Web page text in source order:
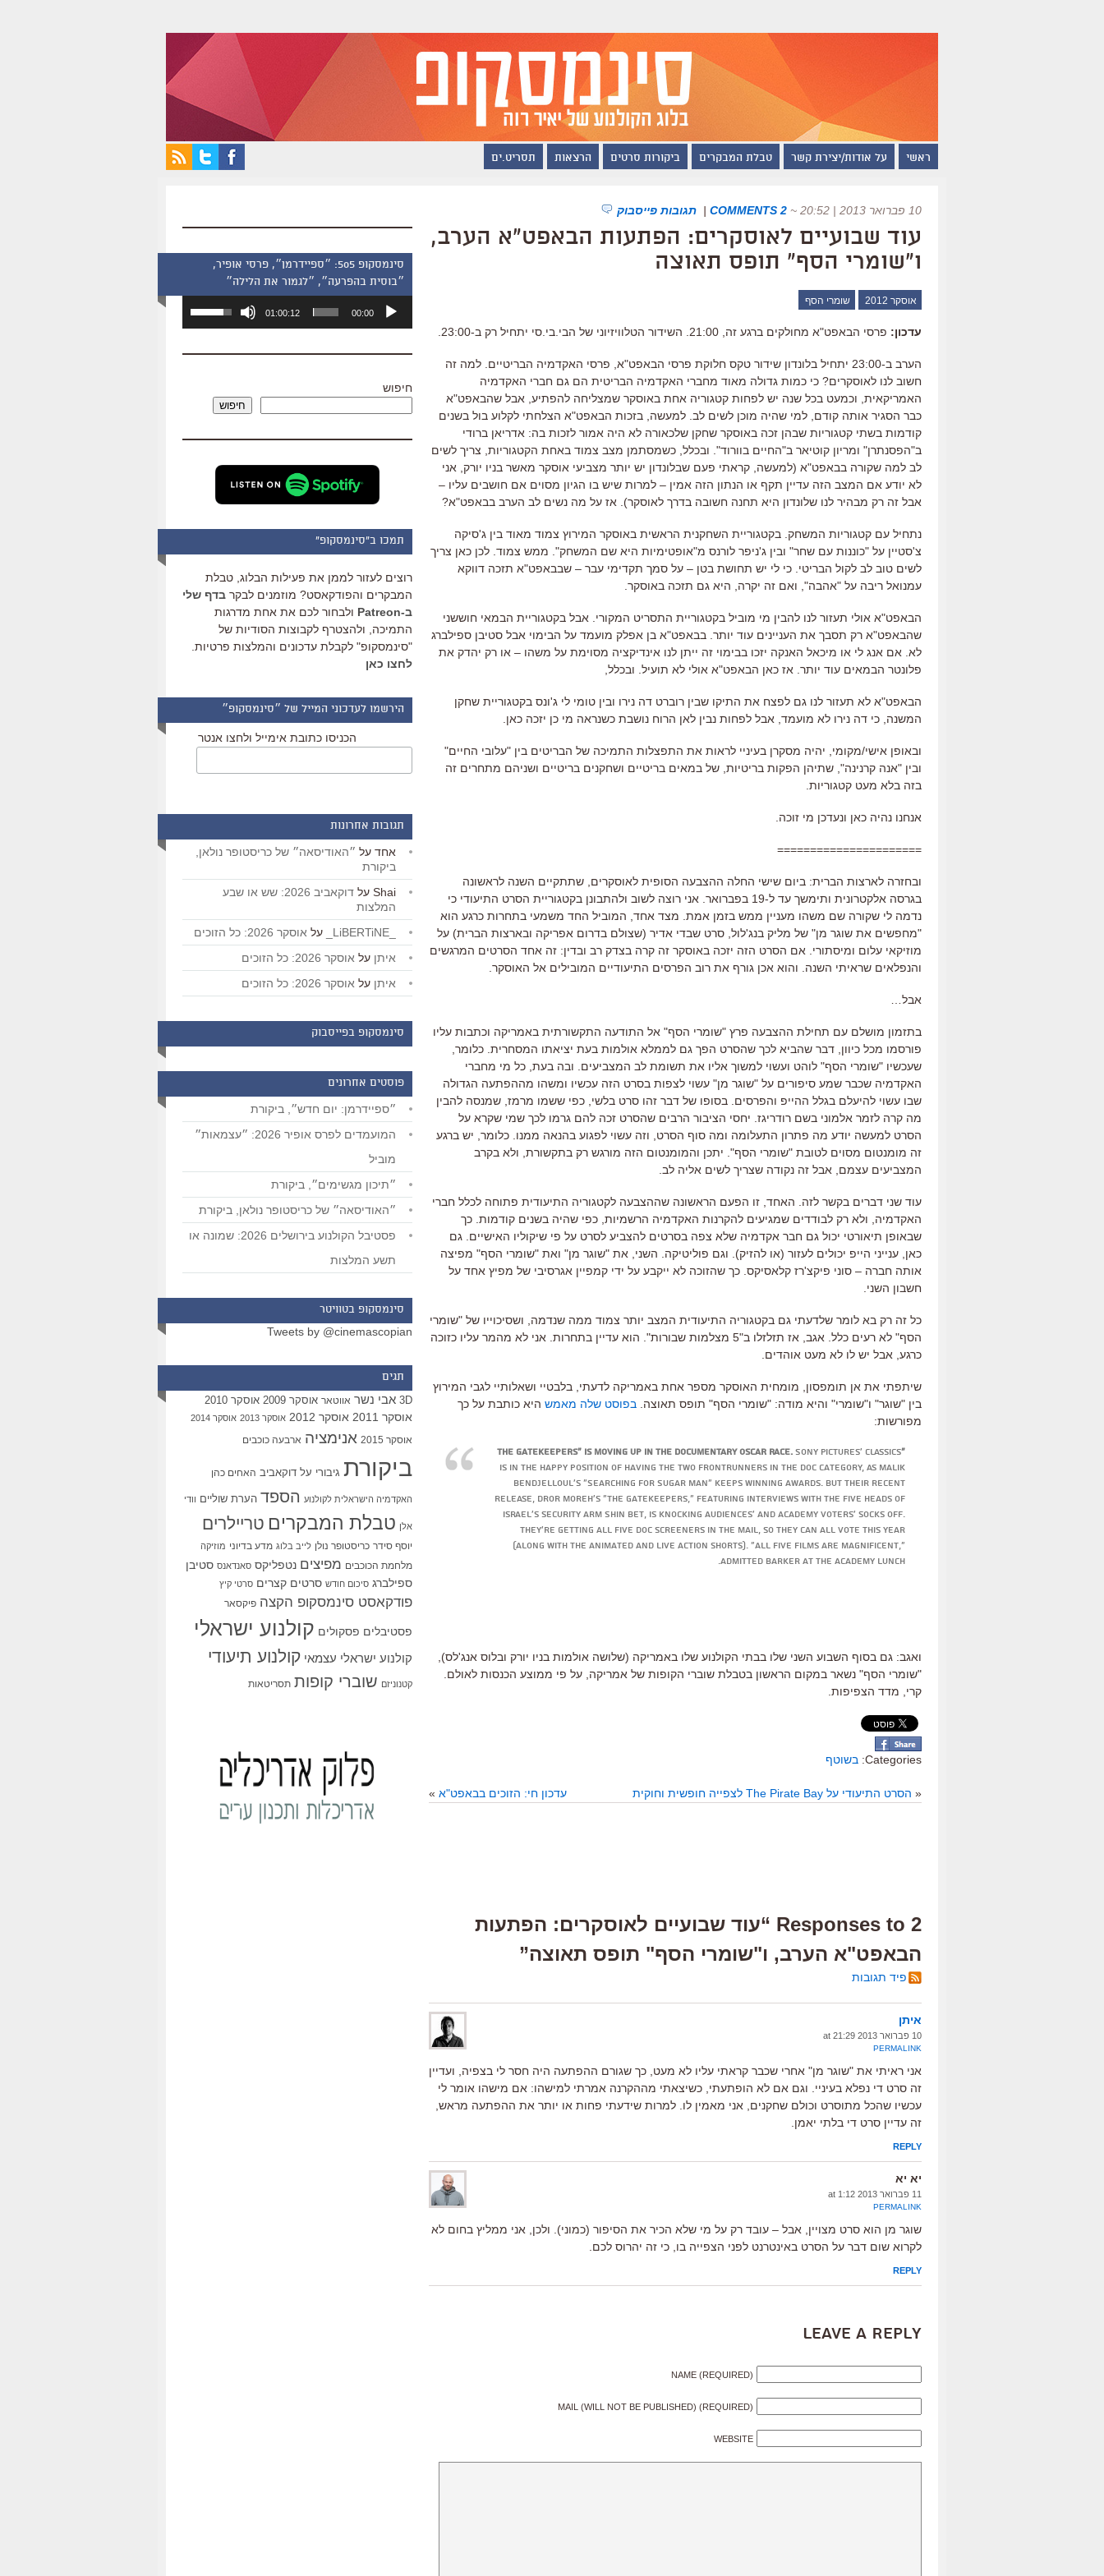
ראשי על אודות/יצירת קשר טבלת המבקרים ביקורות סרטים הרצאות תסריט.ים
10 פברואר 2013 | 20:52 ~
2 COMMENTS
| תגובות פייסבוק
עוד שבועיים לאוסקרים: הפתעות הבאפט"א הערב,
ו"שומרי הסף" תופס תאוצה
אוסקר 2012 שומרי הסף
עדכון: פרסי הבאפט"א מחולקים ברגע זה, 21:00. השידור הטלוויזיוני של הבי.בי.סי יתחיל רק ב-23:00.
הערב ב-23:00 יתחיל בלונדון שידור טקס חלוקת פרסי הבאפט"א, פרסי האקדמיה הבריטיים. למה זה
חשוב לנו לאוסקרים? כי כמות גדולה מאוד מחברי האקדמיה הבריטית הם גם חברי האקדמיה
האמריקאית, וכמעט בכל שנה יש לפחות קטגוריה אחת באוסקר שמצליחה להפתיע, אבל שהבאפט"א
כבר הסגיר אותה קודם, למי שהיה מוכן לשים לב. למעשה, בזכות הבאפט"א הצלחתי לקלוע בול בשנים
קודמות בשתי קטגוריות שבהן זכה באוסקר שחקן שלכאורה לא היה אמור לזכות בה: אדריאן ברודי
ב"הפסנתרן" ומריון קוטיאר ב"החיים בוורוד". ובכלל, כשמסתמן מצב צמוד באחת הקטגוריות, צריך לשים
לב למה שקורה בבאפט"א (למעשה, קראתי פעם שבלונדון יש יותר מצביעי אוסקר מאשר בניו יורק, אני
לא יודע אם המצב הזה עדיין תקף או הנתון הזה אמין – למרות שיש בו הגיון מסוים אם חושבים עליו –
אבל זה רק מבהיר לנו שלונדון היא תחנה חשובה בדרך לאוסקר). אז על מה נשים לב הערב בבאפט"א?
נתחיל עם קטגוריות המשחק. בקטגוריית השחקנית הראשית באוסקר המירוץ צמוד מאוד בין ג'סיקה
צ'סטיין על "כוננות עם שחר" ובין ג'ניפר לורנס מ"אופטימיות היא שם המשחק". ממש צמוד. לכן כאן צריך
לשים טוב לב לקול הבריטי. כי לי יש תחושת בטן – על סמך תקדימי עבר – שבבאפט"א תזכה דווקא
עמנואל ריבה על "אהבה", ואם זה יקרה, היא גם תזכה באוסקר.
הבאפט"א אולי תעזור לנו להבין מי מוביל בקטגוריית התסריט המקורי. אבל בקטגוריית הבמאי חוששני
שהבאפט"א רק תסבך את העניינים עוד יותר. בבאפט"א בן אפלק מועמד על הבימוי אבל סטיבן ספילברג
לא. אם אנג לי או מיכאל האנקה יזכו בבימוי זה ייתן לנו אינדיקציה מסוימת על משהו – או רק יהדק את
פלונטר הבמאים עוד יותר. אז כאן הבאפט"א אולי לא תועיל. ובכלל,
הבאפט"א לא תעזור לנו גם לפצח את התיקו שבין רוברט דה נירו ובין טומי לי ג'ונס בקטגוריית שחקן
המשנה, כי דה נירו לא מועמד, אבל לפחות נבין לאן הרוח נושבת כשנראה מי כן יזכה כאן.
ובאופן אישי/מקומי, יהיה מסקרן בעיניי לראות את התפצלות התמיכה של הבריטים בין "עלובי החיים"
ובין "אנה קרנינה", שתיהן הפקות בריטיות, של במאים בריטיים ושחקנים בריטיים ושניהם מתחרים זה
בזה בלא מעט קטגוריות.
אנחנו נהיה כאן ונעדכן מי זוכה.
======================
ובחזרה לארצות הברית: ביום שישי החלה ההצבעה הסופית לאוסקרים, שתתקיים השנה לראשונה
בגרסה אלקטרונית ותימשך עד ל-19 בפברואר. אני רוצה לשוב ולהתבונן בקטגוריית הסרט התיעודי כי
נדמה לי שקורה שם משהו מעניין ממש בזמן אמת. מצד אחד, המוביל החד משמעי בתחרות כרגע הוא
"מחפשים את שוגר מן" של מליק בנג'לול, סרט שבדי אדיר (שצולם בדרום אפריקה ובארצות הברית) על
מוזיקאי עלום ומיסתורי. אם הסרט הזה יזכה באוסקר זה קרה בצדק רב ובדין: זה אחד הסרטים המרגשים
והנפלאים שראיתי השנה. והוא אכן גורף את רוב הפרסים התיעודיים המובילים אל האוסקר.
אבל…
בתזמון מושלם עם תחילת ההצבעה פרץ "שומרי הסף" אל התודעה התקשורתית באמריקה וכתבות עליו
פורסמו מכל כיוון, דבר שהביא לכך שהסרט הפך גם לממלא אולמות בעת יציאתו המסחרית. כלומר,
שעכשיו "שומרי הסף" לוהט ועשוי למשוך אליו את תשומת לב המצביעים. ובה בעת, כל מי מחברי
האקדמיה שכבר שמע סיפורים על "שוגר מן" עשוי לצפות בסרט הזה עכשיו ומשהו מההפתעה הגדולה
שבו עשוי להיעלם בגלל ההייפ והפרסים. בסופו של דבר זהו סרט בלשי, כפי ששמו מרמז, שמנסה להבין
מה קרה לזמר אלמוני בשם רודריגז. יחסי הציבור הרבים שהסרט זכה להם גרמו לכך שמי שקרא על
הסרט למעשה יודע מה פתרון התעלומה ומה סוף הסרט, וזה עשוי לפגוע בהנאה ממנו. כלומר, יש ברגע
זה מומנטום מסוים לטובת "שומרי הסף". יתכן והמומנטום הזה מורגש רק בתקשורת, ולא בקרב
המצביעים עצמם, אבל זה נקודה שצריך לשים אליה לב.
עוד שני דברים בקשר לזה. האחד, זו הפעם הראשונה שההצבעה לקטגוריה התיעודית פתוחה לכלל חברי
האקדמיה, ולא רק לבודדים שמגיעים להקרנות האקדמיה הרשמיות, כפי שהיה בשנים קודמות. כך
שבאופן תיאורטי יכול גם חבר אקדמיה שלא צפה בסרטים להצביע לסרט על פי שיקוליו האישיים. גם
כאן, ענייני הייפ יכולים לעזור (או להזיק). וגם פוליטיקה. השני, את "שוגר מן" ואת "שומרי הסף" מפיצה
אותה חברה – סוני פיקצ'רז קלאסיקס. כך שהזוכה לא ייקבע על ידי קמפיין אגרסיבי של מפיץ אחד על
חשבון השני.
כל זה רק בא לומר שלדעתי גם בקטגוריה התיעודית המצב יותר צמוד ממה שנדמה, ושסיכוייו של "שומרי
הסף" לא רעים כלל. אגב, אז תזלזלו ב"5 מצלמות שבורות". הוא עדיין בתחרות. אני לא מהמר עליו כזוכה
כרגע, אבל יש לו לא מעט אוהדים.
שיתפתי את אן תומפסון, מומחית האוסקר מספר אחת באמריקה לדעתי, בלבטיי ושאלותיי לגבי המירוץ
בין "שוגר" ו"שומרי" והיא מודה: "שומרי הסף" תופס תאוצה. בפוסט שלה מאמש היא כותבת על כך
מפורשות:
"The Gatekeepers" is moving up in the documentary Oscar race.
Sony Pictures' Classics
is in the happy position of having the two frontrunners in the doc category, as Malik
Bendjelloul's "Searching for Sugar Man" keeps winning awards. But their recent
release, Dror Moreh's "The Gatekeepers," featuring interviews with the five heads of
Israel's security arm Shin Bet, is knocking audiences' and Academy voters' socks off.
They're getting all five doc screeners in the mail, so they can all vote this year
(along with the animated and live action shorts). "All five films are magnificent,"
admitted Barker at the Academy lunch.
ואגב: גם בסוף השבוע השני שלו בבתי הקולנוע שלו באמריקה (שלושה אולמות בניו יורק ובלוס אנג'לס),
"שומרי הסף" נשאר במקום הראשון בטבלת שוברי הקופות של אמריקה, על פי ממוצע הכנסות לאולם.
קרי, מדד הצפיפות.
Categories: בשוטף
« הסרט התיעודי על The Pirate Bay לצפייה חופשית וחוקית עדכון חי: הזוכים בבאפט"א »
2 Responses to “עוד שבועיים לאוסקרים: הפתעות
הבאפט"א הערב, ו"שומרי הסף" תופס תאוצה”
פיד תגובות
איתן
10 פברואר 2013 at 21:29
PERMALINK
אני ראיתי את "שוגר מן" אחרי שכבר קראתי עליו לא מעט, כך שגורם ההפתעה היה חסר לי בצפיה, ועדיין
זה סרט די נפלא בעיניי. וגם אם לא הופתעתי, כשיצאתי מההקרנה אמרתי למישהו: אם מישהו אומר לי
עכשיו שהכל מתוסרט וכולם שחקנים, אני מאמין לו. למרות שידעתי פחות או יותר את ההפתעה מראש,
זה עדיין סרט די בלתי יאמן.
REPLY
יא יא
11 פברואר 2013 at 1:12
PERMALINK
שוגר מן הוא סרט מצויין, אבל – עובד רק על מי שלא הכיר את הסיפור (כמוני). ולכן, אני ממליץ בחום לא
לקרוא שום דבר על הסרט באינטרנט לפני הצפייה בו, כי זה יהרוס לכם.
REPLY
Leave a Reply
NAME (REQUIRED)
MAIL (WILL NOT BE PUBLISHED) (REQUIRED)
WEBSITE
סינמסקופ 505: ״ספיידרמן״, פרסי אופיר,
״בוסית בהפרעה״, ״לגמור את הלילה״
אודיו
00:00
01:00:12
השתמש
כדי
שמע.
חיפוש
חיפוש
תמכו ב"סינמסקופ"
רוצים לעזור לממן את פעילות הבלוג, טבלת
המבקרים והפודקאסט? מוזמנים לבקר בדף שלי
ב-Patreon
ולבחור לכם את אחת מדרגות
התמיכה, ולהצטרף לקבוצות הסודיות של
"סינמסקופ" לקבלת עדכונים והמלצות פרטיות.
לחצו כאן
הירשמו לעדכוני המייל של ״סינמסקופ״
הכניסו כתובת אימייל ולחצו אנטר
תגובות אחרונות
אחד על ״האודיסאה״ של כריסטופר נולאן,
ביקורת
Shai על
דוקאביב 2026: שש או שבע
המלצות
על אוסקר 2026: כל הזוכים
איתן על אוסקר 2026: כל הזוכים
איתן על אוסקר 2026: כל הזוכים
סינמסקופ בפייסבוק
פוסטים אחרונים
״ספיידרמן: יום חדש״, ביקורת
המועמדים לפרס אופיר 2026: ״עצמאות״
מוביל
״תיכון מגשימים״, ביקורת
״האודיסאה״ של כריסטופר נולאן, ביקורת
פסטיבל הקולנוע בירושלים 2026: שמונה או
תשע המלצות
סינמסקופ בטוויטר
Tweets by @cinemascopian
תגים
3D אבי נשר אווטאר אוסקר 2009 אוסקר 2010
אוסקר 2011 אוסקר 2012 אוסקר 2013 אוסקר 2014
אוסקר 2015 אנימציה ארבעה כוכבים
ביקורת גיבורי על דוקאביב האחים כהן
האקדמיה הישראלית לקולנוע הספד הערת שוליים וודי
אלן טבלת המבקרים טריילרים
יוסף סידר כריסטופר נולן לייב בלוג מדע בדיוני מוזיקה
מלחמת הכוכבים מפיצים נטפליקס סאנדאנס סטיבן
ספילברג סיכום חודש סרטים קצרים סרטי קיץ
פודקאסט סינמסקופ הקצה פיקסאר
פסטיבלים פסקולים קולנוע ישראלי
קולנוע ישראלי עצמאי קולנוע תיעודי
קטנוניזם שוברי קופות תסריטאות